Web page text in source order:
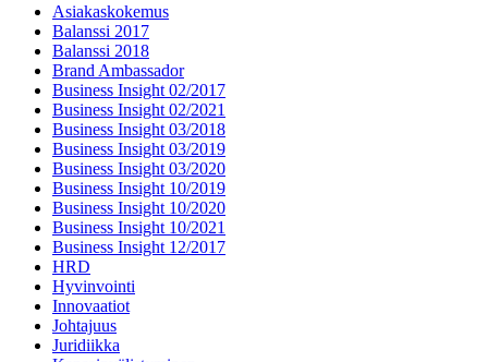
Asiakaskokemus
Balanssi 2017
Balanssi 2018
Brand Ambassador
Business Insight 02/2017
Business Insight 02/2021
Business Insight 03/2018
Business Insight 03/2019
Business Insight 03/2020
Business Insight 10/2019
Business Insight 10/2020
Business Insight 10/2021
Business Insight 12/2017
HRD
Hyvinvointi
Innovaatiot
Johtajuus
Juridiikka